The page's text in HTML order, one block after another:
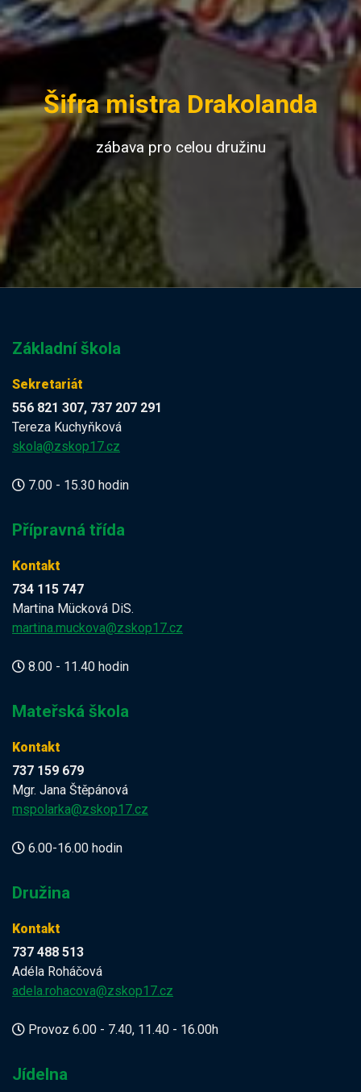
Šifra mistra Drakolanda
zábava pro celou družinu
Základní škola
Sekretariát
556 821 307, 737 207 291
Tereza Kuchyňková
skola@zskop17.cz
7.00 - 15.30 hodin
Přípravná třída
Kontakt
734 115 747
Martina Mücková DiS.
martina.muckova@zskop17.cz
8.00 - 11.40 hodin
Mateřská škola
Kontakt
737 159 679
Mgr. Jana Štěpánová
mspolarka@zskop17.cz
6.00-16.00 hodin
Družina
Kontakt
737 488 513
Adéla Roháčová
adela.rohacova@zskop17.cz
Provoz 6.00 - 7.40, 11.40 - 16.00h
Jídelna